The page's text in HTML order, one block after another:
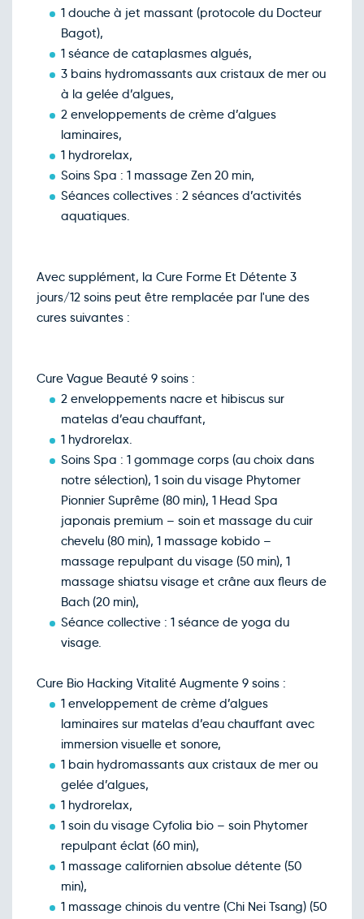
1 douche à jet massant (protocole du Docteur
Bagot),
1 séance de cataplasmes algués,
3 bains hydromassants aux cristaux de mer ou
à la gelée d’algues,
2 enveloppements de crème d’algues
laminaires,
1 hydrorelax,
Soins Spa : 1 massage Zen 20 min,
Séances collectives : 2 séances d’activités
aquatiques.
Avec supplément, la Cure Forme Et Détente 3
jours/12 soins peut être remplacée par l'une des
cures suivantes :
Cure Vague Beauté 9 soins :
2 enveloppements nacre et hibiscus sur
matelas d’eau chauffant,
1 hydrorelax.
Soins Spa : 1 gommage corps (au choix dans
notre sélection), 1 soin du visage Phytomer
Pionnier Suprême (80 min), 1 Head Spa
japonais premium – soin et massage du cuir
chevelu (80 min), 1 massage kobido –
massage repulpant du visage (50 min), 1
massage shiatsu visage et crâne aux fleurs de
Bach (20 min),
Séance collective : 1 séance de yoga du
visage.
Cure Bio Hacking Vitalité Augmente 9 soins :
1 enveloppement de crème d’algues
laminaires sur matelas d’eau chauffant avec
immersion visuelle et sonore,
1 bain hydromassants aux cristaux de mer ou
gelée d’algues,
1 hydrorelax,
1 soin du visage Cyfolia bio – soin Phytomer
repulpant éclat (60 min),
1 massage californien absolue détente (50
min),
1 massage chinois du ventre (Chi Nei Tsang) (50